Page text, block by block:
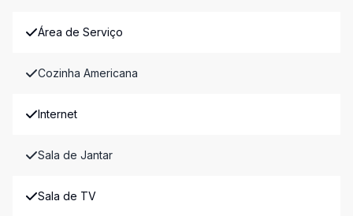
Área de Serviço
Cozinha Americana
Internet
Sala de Jantar
Sala de TV